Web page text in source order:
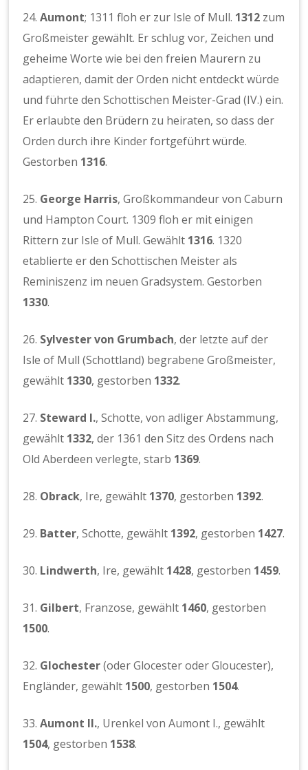
24.Aumont; 1311 floh er zur Isle of Mull. 1312 zum
Großmeister gewählt. Er schlug vor, Zeichen und
geheime Worte wie bei den freien Maurern zu
adaptieren, damit der Orden nicht entdeckt würde
und führte den Schottischen Meister-Grad (IV.) ein.
Er erlaubte den Brüdern zu heiraten, so dass der
Orden durch ihre Kinder fortgeführt würde.
Gestorben 1316.
25. George Harris, Großkommandeur von Caburn
und Hampton Court. 1309 floh er mit einigen
Rittern zur Isle of Mull. Gewählt 1316. 1320
etablierte er den Schottischen Meister als
Reminiszenz im neuen Gradsystem. Gestorben
1330.
26. Sylvester von Grumbach, der letzte auf der
Isle of Mull (Schottland) begrabene Großmeister,
gewählt 1330, gestorben 1332.
27. Steward I., Schotte, von adliger Abstammung,
gewählt 1332, der 1361 den Sitz des Ordens nach
Old Aberdeen verlegte, starb 1369.
28. Obrack, Ire, gewählt 1370, gestorben 1392.
29. Batter, Schotte, gewählt 1392, gestorben 1427.
30. Lindwerth, Ire, gewählt 1428, gestorben 1459.
31. Gilbert, Franzose, gewählt 1460, gestorben
1500.
32. Glochester(oder Glocester oder Gloucester),
Engländer, gewählt 1500, gestorben 1504.
33.Aumont II., Urenkel von Aumont I., gewählt
1504, gestorben 1538.